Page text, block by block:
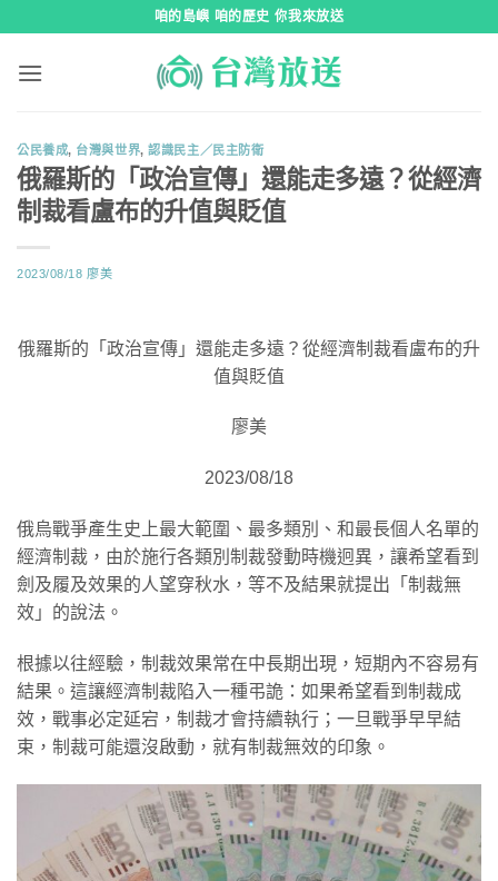
咱的島嶼 咱的歷史 你我來放送
公民養成, 台灣與世界,認識民主／民主防衛
俄羅斯的「政治宣傳」還能走多遠？從經濟
制裁看盧布的升值與貶值
2023/08/18 廖美
俄羅斯的「政治宣傳」還能走多遠？從經濟制裁看盧布的升
值與貶值
廖美
2023/08/18
俄烏戰爭產生史上最大範圍、最多類別、和最長個人名單的
經濟制裁，由於施行各類別制裁發動時機迥異，讓希望看到
劍及履及效果的人望穿秋水，等不及結果就提出「制裁無
效」的說法。
根據以往經驗，制裁效果常在中長期出現，短期內不容易有
結果。這讓經濟制裁陷入一種弔詭：如果希望看到制裁成
效，戰事必定延宕，制裁才會持續執行；一旦戰爭早早結
束，制裁可能還沒啟動，就有制裁無效的印象。